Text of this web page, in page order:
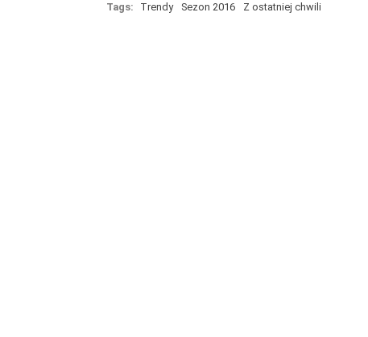
Tags: Trendy Sezon 2016 Z ostatniej chwili